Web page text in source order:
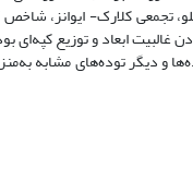
کلارک- ایوانز، شاخص
ابعاد و توزیع
و دیگر توده‌های مشابه